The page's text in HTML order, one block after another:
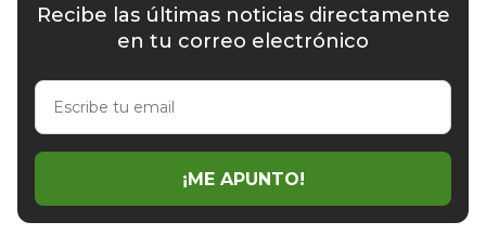
Recibe las últimas noticias directamente
en tu correo electrónico
Escribe
email
¡ME APUNTO!